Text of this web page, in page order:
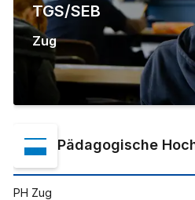
TGS/SEB
Zug
Pädagogische
PH Zug